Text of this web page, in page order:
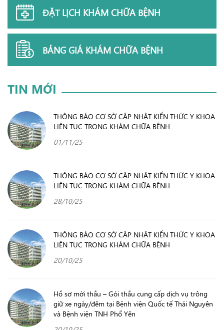
ĐẶT LỊCH KHÁM CHỮA BỆNH
BẢNG GIÁ KHÁM CHỮA BỆNH
TIN MỚI
THÔNG BÁO CƠ SỞ CẬP NHẬT KIẾN THỨC Y KHOA
LIÊN TỤC TRONG KHÁM CHỮA BỆNH
01/11/25
THÔNG BÁO CƠ SỞ CẬP NHẬT KIẾN THỨC Y KHOA
LIÊN TỤC TRONG KHÁM CHỮA BỆNH
28/10/25
THÔNG BÁO CƠ SỞ CẬP NHẬT KIẾN THỨC Y KHOA
LIÊN TỤC TRONG KHÁM CHỮA BỆNH
20/10/25
Hồ sơ mời thầu – Gói thầu cung cấp dịch vụ trông
giữ xe ngày/đêm tại Bệnh viện Quốc tế Thái Nguyên
và Bệnh viện TNH Phổ Yên